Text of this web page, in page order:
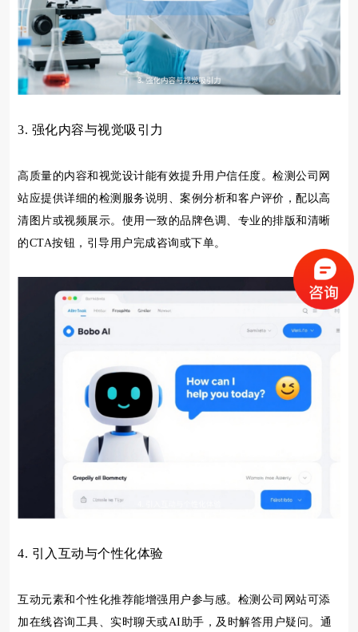
3. 强化内容与视觉吸引力
高质量的内容和视觉设计能有效提升用户信任度。检测公司网
站应提供详细的检测服务说明、案例分析和客户评价，配以高
清图片或视频展示。使用一致的品牌色调、专业的排版和清晰
的CTA按钮，引导用户完成咨询或下单。
4. 引入互动与个性化体验
互动元素和个性化推荐能增强用户参与感。检测公司网站可添
加在线咨询工具、实时聊天或AI助手，及时解答用户疑问。通